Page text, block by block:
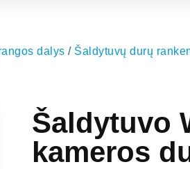
dalys / Šaldytuvų durų
Šaldytuvo
kameros